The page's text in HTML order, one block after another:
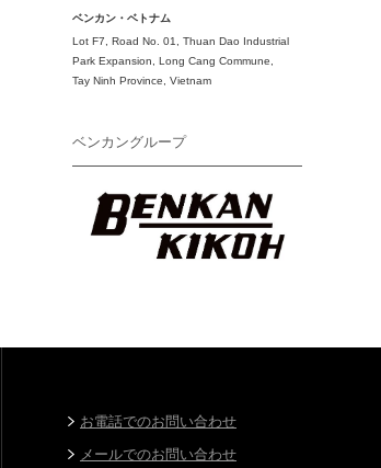
ベンカン・ベトナム
Lot F7, Road No. 01, Thuan Dao Industrial
Park Expansion, Long Cang Commune,
Tay Ninh Province, Vietnam
ベンカングループ
お電話でのお問い合わせ
メールでのお問い合わせ